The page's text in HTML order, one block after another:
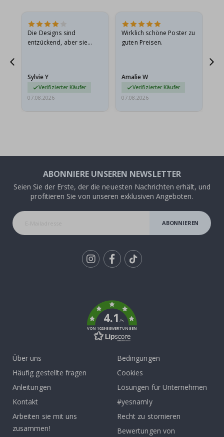
Die Designs sind
entzückend, aber sie
sie…
Sylvie Y
Verifizierter Käufer
07.08.2026
Wirklich schöne Poster zu
guten Preisen.
Amalie W
Verifizierter Käufer
07.08.2026
ABONNIERE UNSEREN NEWSLETTER
Seien Sie der Erste, der die neuesten Nachrichten erhält, und
profitieren Sie von unseren exklusiven Angeboten.
ABONNIEREN
4.1/5
VON 1029 BEWERTUNGEN
Über uns
Häufig gestellte fragen
Anleitungen
Kontakt
Arbeiten sie mit uns
zusammen!
Bedingungen
Cookies
Lösungen für Unternehmen
#yesnamly
Recht zu stornieren
Bewertungen von